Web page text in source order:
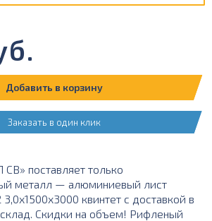
Добавить в корзину
Заказать в один клик
поставляет только
металл — алюминиевый лист
квинтет с доставкой в
Скидки на объем! Рифленый